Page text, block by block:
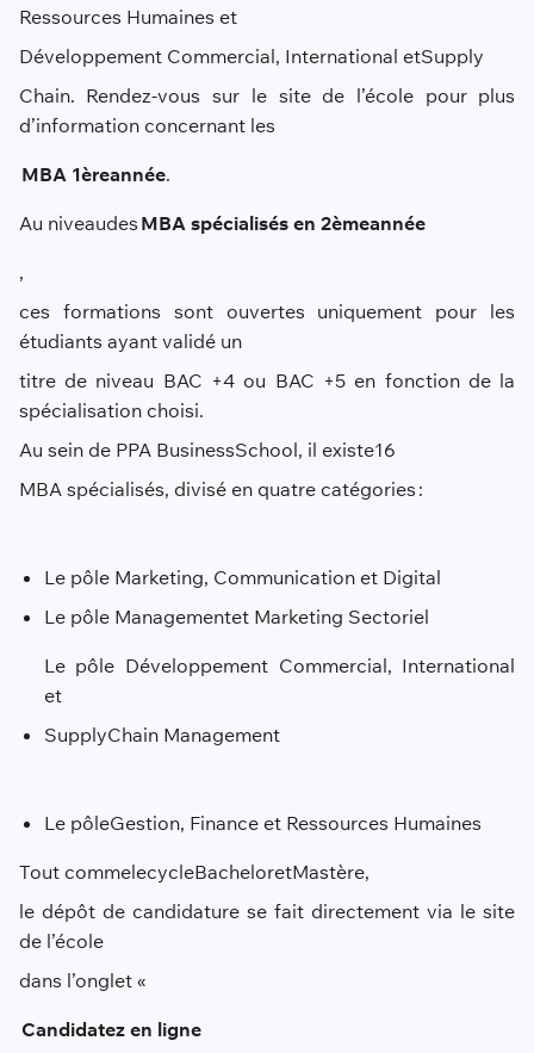
Ressources Humaines et
Développement Commercial, International etSupply
Chain. Rendez-vous sur le site de l’école pour plus
d’information concernant les
MBA 1èreannée.
Au niveaudes MBA spécialisés en 2èmeannée
,
ces formations sont ouvertes uniquement pour les
étudiants ayant validé un
titre de niveau BAC +4 ou BAC +5 en fonction de la
spécialisation choisi.
Au sein de PPA BusinessSchool, il existe16
MBA spécialisés, divisé en quatre catégories :
Le pôle Marketing, Communication et Digital
Le pôle Managementet Marketing Sectoriel
Le pôle Développement Commercial, International
et
SupplyChain Management
Le pôleGestion, Finance et Ressources Humaines
Tout commelecycleBacheloretMastère,
le dépôt de candidature se fait directement via le site
de l’école
dans l’onglet «
Candidatez en ligne